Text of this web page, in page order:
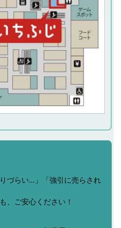
づらい…」「強引に売らされ
、ご安心ください！